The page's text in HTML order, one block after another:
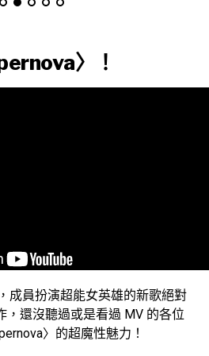
〉！
成員扮演超能女英雄的新歌絕對
，還沒聽過或是看過 MV 的各位
〉的超魔性魅力！